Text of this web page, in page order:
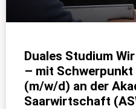
Duales Studium
– mit
(m/w/d) an der
Saarwirtschaft